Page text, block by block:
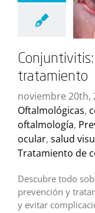
tratamiento
noviembre 20th,
Oftalmológicas,
oftalmología,
ocular, salud
Tratamiento de
Descubre todo
prevención y
y evitar